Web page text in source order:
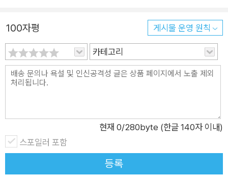
04년에는 그 숫자가 크게 감소한 데다가 아예 없다고 대답한 이
들의 숫자가 세 배 가까이 증가했다고 한다. 이러한 결과는 휴대
전화와 인터넷이 심각한 변화를 일으켰다는 논의와 우려 표출로
이어졌고, 전 세계적으로도 확산되어 연일 뉴스의 소재가 되었다.
하지만 과연 어디까지 진실이었을까? 이야기 둘. 1960년대 초
자 했다. 두 학자는 학생들의 사회 계층을 측정하기 위해 8학년
학생 2,002명에게 그 당시에 유행하던 오거스트 홀링스헤드의
‘사회적 지위 척도’에 나오는 질문들을 던졌다. 그중에는 아버지
의 직업을 묻는 질문이 포함되어 있었는데, 한 아이가 ‘목사’라고
100자평 게시물 운영 원칙
카테고리
현재 0/280byte (한글 140자 이내)
스포일러 포함
등록